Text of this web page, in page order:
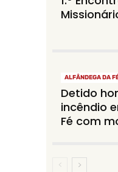
ALFÂNDEGA DA
Detido
incêndio
Fé com